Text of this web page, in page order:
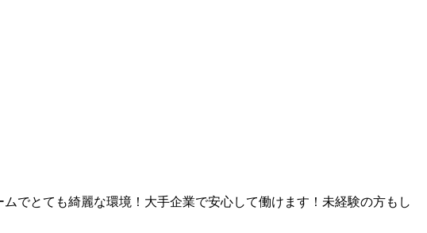
でとても綺麗な環境！大手企業で安心して働けます！未経験の方もし